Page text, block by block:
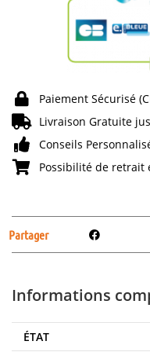
Paiement Sécurisé
Livraison Gratuite
Conseils
Possibilité de retrait
Partager
Informations
ÉTAT